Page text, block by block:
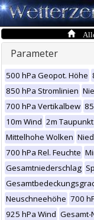
Alle
Parameter
500 hPa Geopot. Höhe
850 hPa Stromlinien
700 hPa Vertikalbew
10m Wind 2m Taupunkt
Mittelhohe Wolken
700 hPa Rel. Feuchte
Gesamtniederschlag
Neuschneehöhe 700
925 hPa Wind Gesamt-